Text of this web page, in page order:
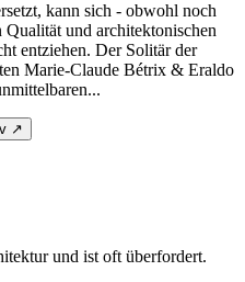
kann sich - obwohl noch
und architektonischen
entziehen. Der Solitär der
Marie-Claude Bétrix & Eraldo
↗
und ist oft überfordert.